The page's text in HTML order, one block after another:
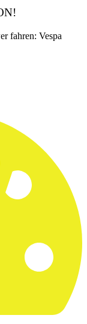
fahren: Vespa